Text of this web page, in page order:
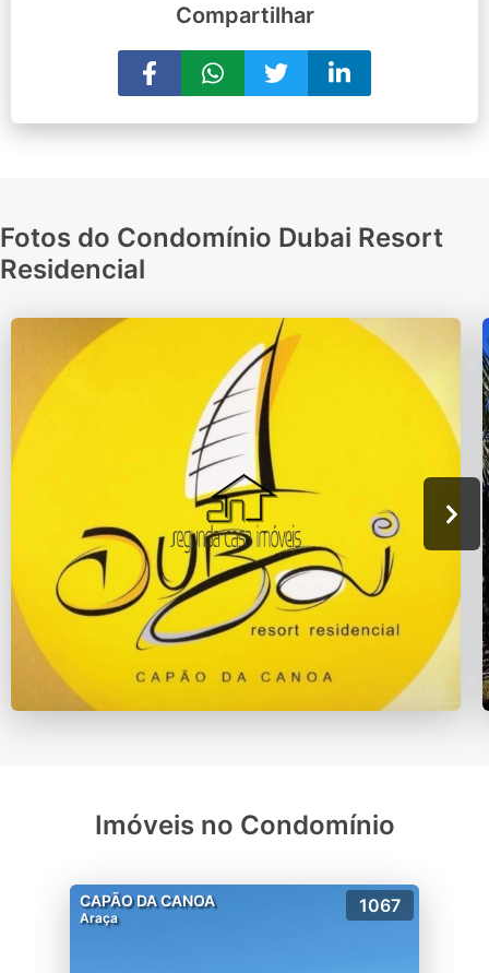
Compartilhar
Fotos do Condomínio Dubai Resort
Residencial
Imóveis no Condomínio
CAPÃO DA CANOA
Araça
1067